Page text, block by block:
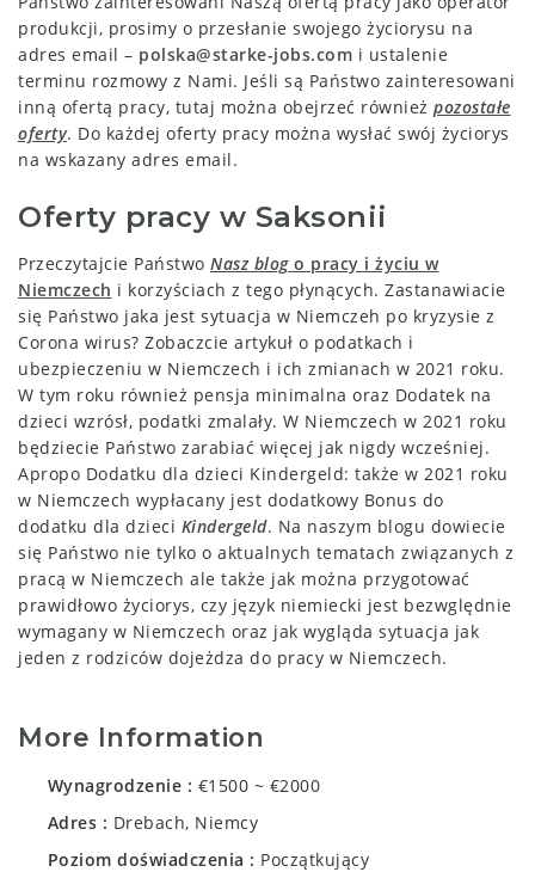
produkcji, prosimy o przesłanie swojego życiorysu na
adres email – polska@starke-jobs.com i ustalenie
terminu rozmowy z Nami. Jeśli są Państwo zainteresowani
inną ofertą pracy, tutaj można obejrzeć również pozostałe
oferty. Do każdej oferty pracy można wysłać swój życiorys
na wskazany adres email.
Oferty pracy w Saksonii
Przeczytajcie Państwo Nasz blogo pracy i życiu w
Niemczech i korzyściach z tego płynących. Zastanawiacie
się Państwo jaka jest sytuacja w Niemczeh po kryzysie z
Corona wirus? Zobaczcie artykuł o podatkach i
ubezpieczeniu w Niemczech i ich zmianach w 2021 roku.
W tym roku również pensja minimalna oraz Dodatek na
dzieci wzrósł, podatki zmalały. W Niemczech w 2021 roku
będziecie Państwo zarabiać więcej jak nigdy wcześniej.
Apropo Dodatku dla dzieci Kindergeld: także w 2021 roku
w Niemczech wypłacany jest dodatkowy Bonus do
dodatku dla dzieci Kindergeld. Na naszym blogu dowiecie
się Państwo nie tylko o aktualnych tematach związanych z
pracą w Niemczech ale także jak można przygotować
prawidłowo życiorys, czy język niemiecki jest bezwględnie
wymagany w Niemczech oraz jak wygląda sytuacja jak
jeden z rodziców dojeżdza do pracy w Niemczech.
More Information
Wynagrodzenie
€1500 ~ €2000
Adres
Drebach, Niemcy
Poziom doświadczenia
Początkujący